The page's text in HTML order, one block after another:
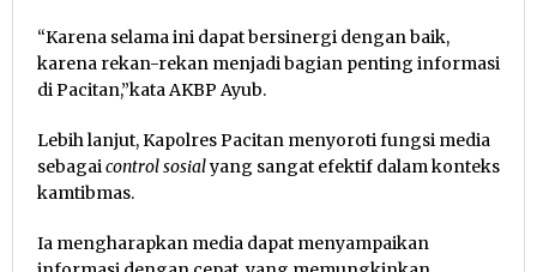
“Karena selama ini dapat bersinergi dengan baik,
karena rekan-rekan menjadi bagian penting informasi
di Pacitan,”kata AKBP Ayub.
Lebih lanjut, Kapolres Pacitan menyoroti fungsi media
sebagaicontrol sosialyang sangat efektif dalam konteks
kamtibmas.
Ia mengharapkan media dapat menyampaikan